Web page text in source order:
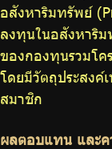
อสังหาริมทรัพย์
ลงทุนในอสังหาริ
ของกองทุนรวมโค
โดยมีวัตถุประสงค์
สมาชิก
ผลตอบแทน และค